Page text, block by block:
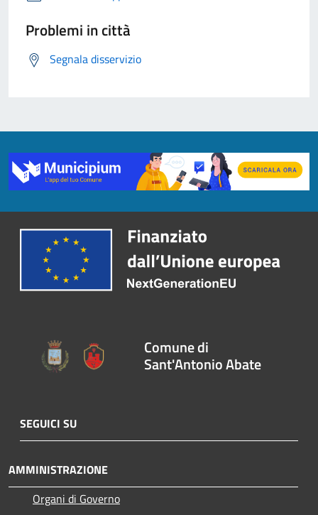
Problemi in città
Segnala disservizio
Comune di
Sant'Antonio Abate
SEGUICI SU
AMMINISTRAZIONE
Organi di Governo